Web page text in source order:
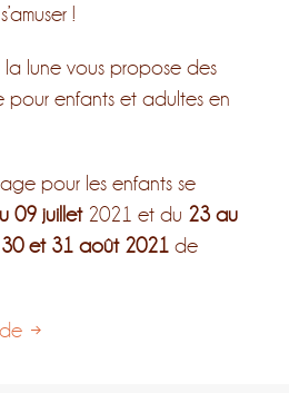
!
la lune vous propose des
enfants et adultes en
pour les enfants se
09 juillet 2021 et du 23 au
30 et 31 août 2021 de
Voilà l’été